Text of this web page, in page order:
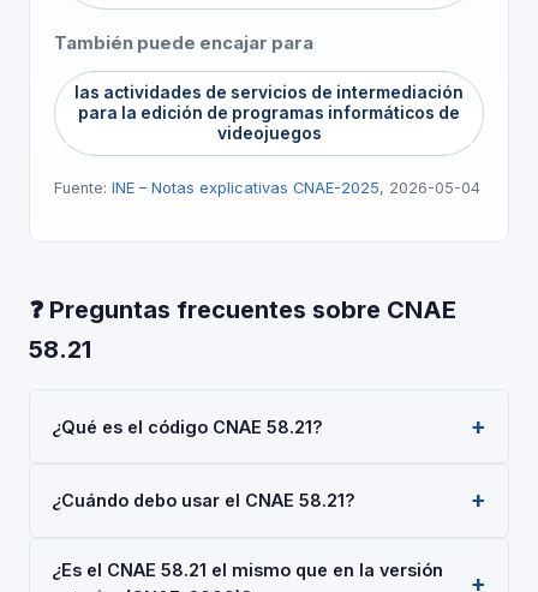
También puede encajar para
las actividades de servicios de intermediación
para la edición de programas informáticos de
videojuegos
Fuente: INE – Notas explicativas CNAE-2025, 2026-05-04
❓ Preguntas frecuentes sobre CNAE
58.21
¿Qué es el código CNAE 58.21?
videojuegos', según la Clasificación Nacional de
por Real Decreto 10/2025. Es un código de nivel
'Clase' usado en registros oficiales en España.
¿Cuándo debo usar el CNAE 58.21?
'Edición de videojuegos'. Deberás indicarlo al darte
¿Es el CNAE 58.21 el mismo que en la versión